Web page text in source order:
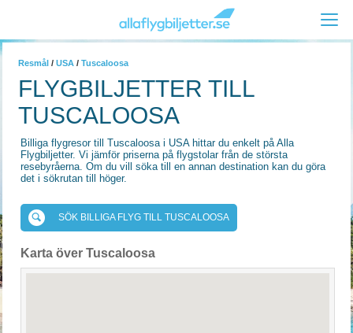
Resmål / USA / Tuscaloosa
FLYGBILJETTER TILL
TUSCALOOSA
Billiga flygresor till Tuscaloosa i USA hittar du enkelt på Alla
Flygbiljetter. Vi jämför priserna på flygstolar från de största
resebyråerna. Om du vill söka till en annan destination kan du göra
det i sökrutan till höger.
SÖK BILLIGA FLYG TILL TUSCALOOSA
Karta över Tuscaloosa